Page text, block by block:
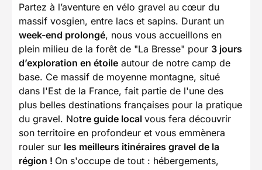
Partez à l’aventure en vélo gravel au cœur du
massif vosgien, entre lacs et sapins. Durant un
week-end prolongé, nous vous accueillons en
plein milieu de la forêt de "La Bresse" pour 3 jours
d’exploration en étoile autour de notre camp de
base. Ce massif de moyenne montagne, situé
dans l'Est de la France, fait partie de l'une des
plus belles destinations françaises pour la pratique
du gravel. Notre guide local vous fera découvrir
son territoire en profondeur et vous emmènera
rouler sur les meilleurs itinéraires gravel de la
région ! On s'occupe de tout : hébergements,